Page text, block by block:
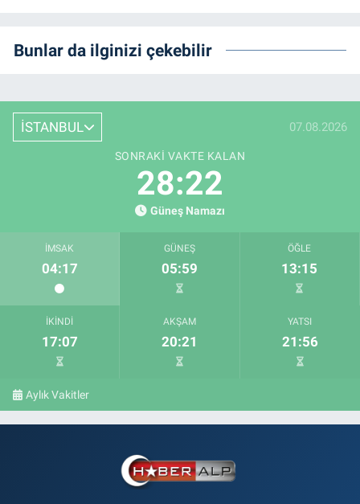
Bunlar da ilginizi çekebilir
İSTANBUL 07.08.2026
SONRAKI VAKTE KALAN
28:22
Güneş Namazı
İMSAK
04:17
GÜNEŞ
05:59
ÖĞLE
13:15
İKINDI
17:07
AKŞAM
20:21
YATSI
21:56
Aylık Vakitler